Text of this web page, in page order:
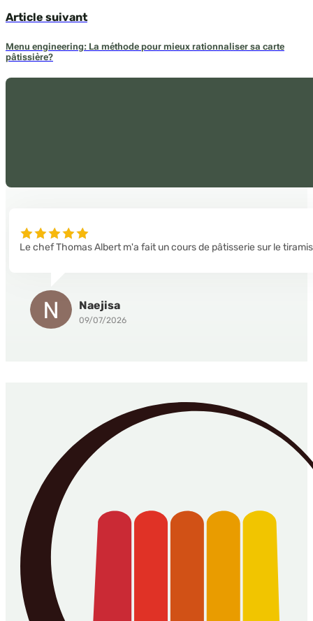
Article suivant
Menu engineering: La méthode pour mieux rationnaliser sa carte
pâtissière?
Le chef Thomas Albert m'a fait un cours de pâtisserie sur le
Naejisa
09/07/2026